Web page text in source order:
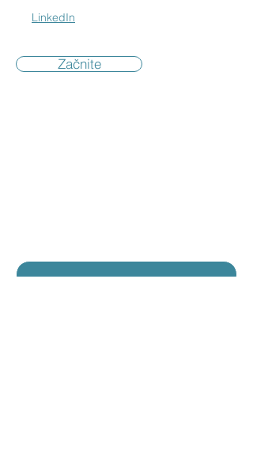
LinkedIn
Začnite